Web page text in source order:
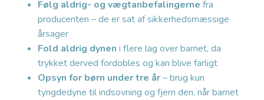
Følg aldrig- og vægtanbefalingerne fra
producenten – de er sat af sikkerhedsmæssige
årsager
Fold aldrig dynen i flere lag over barnet, da
trykket derved fordobles og kan blive farligt
Opsyn for børn under tre år– brug kun
tyngdedyne til indsovning og fjern den, når barnet